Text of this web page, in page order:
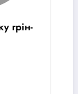
грін-